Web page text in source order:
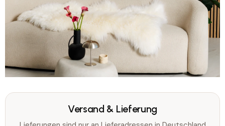
Versand & Lieferung